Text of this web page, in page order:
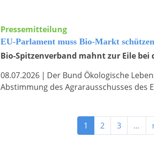
Pressemitteilung
EU-Parlament muss Bio-Markt schützen
Bio-Spitzenverband mahnt zur Eile bei
08.07.2026 | Der Bund Ökologische
Abstimmung des Agrarausschusses des
1 2 3 …